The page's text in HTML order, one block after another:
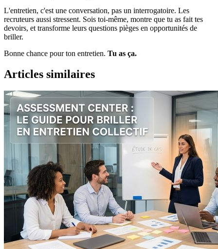
L'entretien, c'est une conversation, pas un interrogatoire. Les
recruteurs aussi stressent. Sois toi-même, montre que tu as fait tes
devoirs, et transforme leurs questions pièges en opportunités de
briller.
Bonne chance pour ton entretien. Tu as ça.
Articles similaires